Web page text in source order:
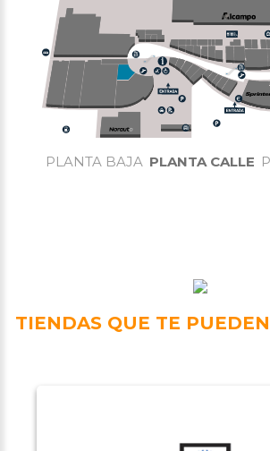
PLANTA BAJA PLANTA CALLE
TIENDAS QUE TE